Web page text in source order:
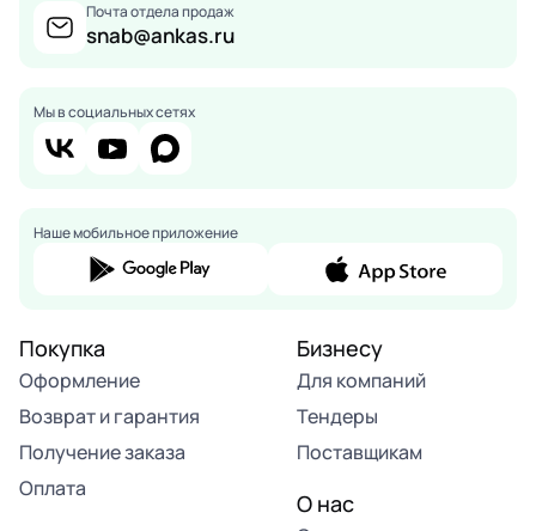
Почта отдела продаж
snab@ankas.ru
Мы в социальных сетях
Наше мобильное приложение
Покупка
Оформление
Возврат и гарантия
Получение заказа
Оплата
Бизнесу
Для компаний
Тендеры
Поставщикам
О нас